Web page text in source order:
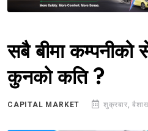
सबै बीमा कम्पनीको
कुनको कति ?
CAPITAL MARKET शुक्रबार,